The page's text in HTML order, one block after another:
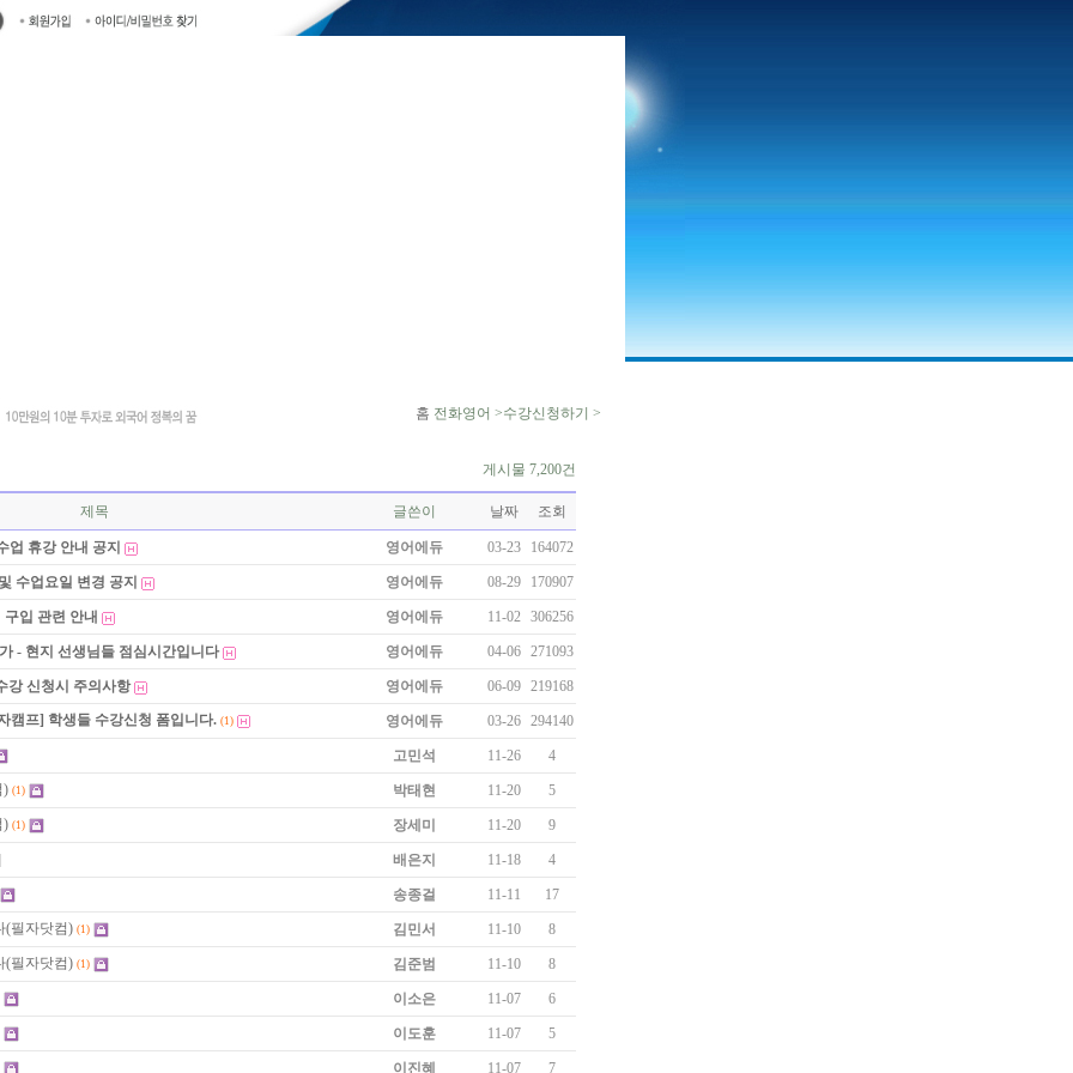
홈 전화영어 >수강신청하기 >
게시물 7,200건
제목 글쓴이 날짜 조회
업 휴강 안내 공지 영어에듀 03-23 164072
수업요일 변경 공지 영어에듀 08-29 170907
입 관련 안내 영어에듀 11-02 306256
- 현지 선생님들 점심시간입니다 영어에듀 04-06 271093
강 신청시 주의사항 영어에듀 06-09 219168
캠프] 학생들 수강신청 폼입니다. (1) 영어에듀 03-26 294140
고민석 11-26
4
) (1) 박태현 11-20
5
) (1) 장세미 11-20 9
배은지 11-18 4
송종걸 11-11
17
(필자닷컴) (1) 김민서 11-10
8
(필자닷컴) (1) 김준범 11-10 8
이소은 11-07 6
이도훈 11-07 5
이진혜 11-07 7